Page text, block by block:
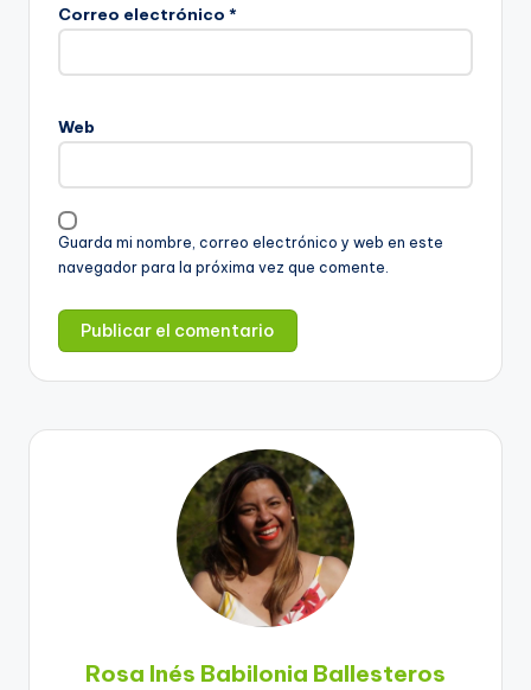
Correo electrónico *
Web
Guarda mi nombre, correo electrónico y web en este
navegador para la próxima vez que comente.
Rosa Inés Babilonia Ballesteros